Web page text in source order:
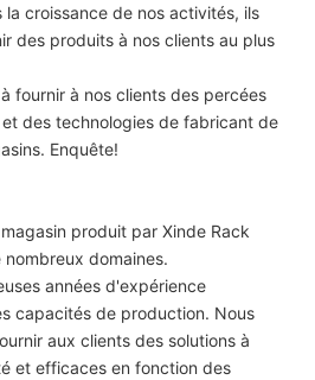
croissance de nos activités, ils
des produits à nos clients au plus
fournir à nos clients des percées
des technologies de fabricant de
Enquête!
produit par Xinde Rack
domaines.
années d'expérience
capacités de production. Nous
aux clients des solutions à
et efficaces en fonction des